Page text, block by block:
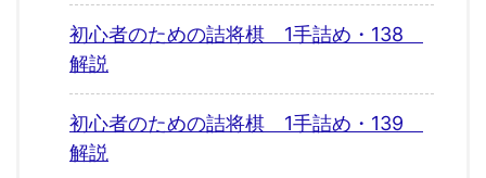
初心者のための詰将棋 1手詰め・138
解説
初心者のための詰将棋 1手詰め・139
解説